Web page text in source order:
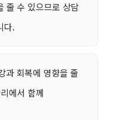
줄 수 있으므로 상담
다.
과 회복에 영향을 줄
에서 함께